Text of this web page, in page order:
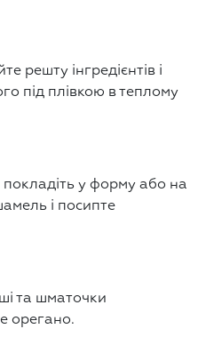
решту інгредієнтів і
під плівкою в теплому
покладіть у форму або на
і посипте
та шматочки
орегано.